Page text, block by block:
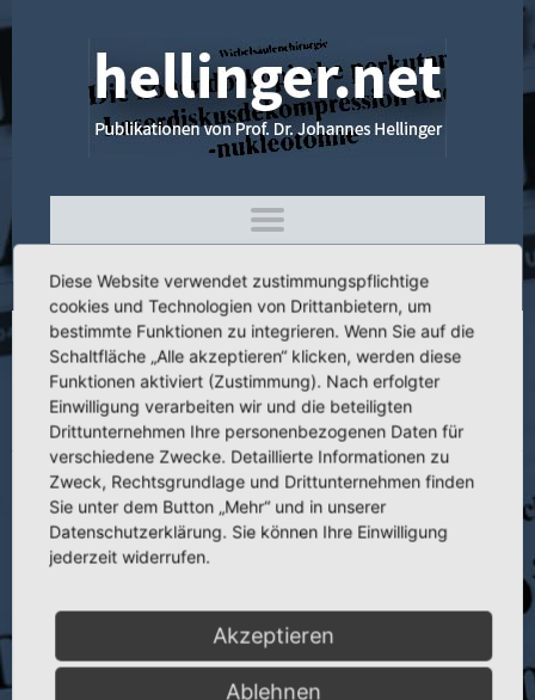
4.195 Postoperative Fehlstellungen nach
Hüfttotalendoprothesen und deren
Korrektur
Titel:Postoperative Fehlstellungen nach Hüfttotalendoprothesen und
deren Korrektur
Autoren:J. Hellinger und H. Fengler
Diese Website verwendet zustimmungspflichtige
cookies und Technologien von Drittanbietern, um
bestimmte Funktionen zu integrieren. Wenn Sie auf die
Schaltfläche „Alle akzeptieren“ klicken, werden diese
Funktionen aktiviert (Zustimmung). Nach erfolgter
Einwilligung verarbeiten wir und die beteiligten
Drittunternehmen Ihre personenbezogenen Daten für
verschiedene Zwecke. Detaillierte Informationen zu
Zweck, Rechtsgrundlage und Drittunternehmen finden
Sie unter dem Button „Mehr“ und in unserer
Datenschutzerklärung. Sie können Ihre Einwilligung
jederzeit widerrufen.
Akzeptieren
Ablehnen